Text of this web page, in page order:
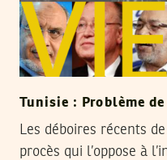
Tunisie : Problème
Les déboires récents
procès qui l’oppose à